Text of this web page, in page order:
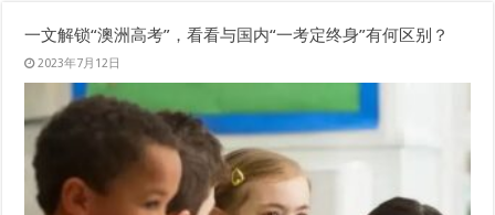
一文解锁“澳洲高考”，看看与国内“一考定终身”有何区别？
2023年7月12日